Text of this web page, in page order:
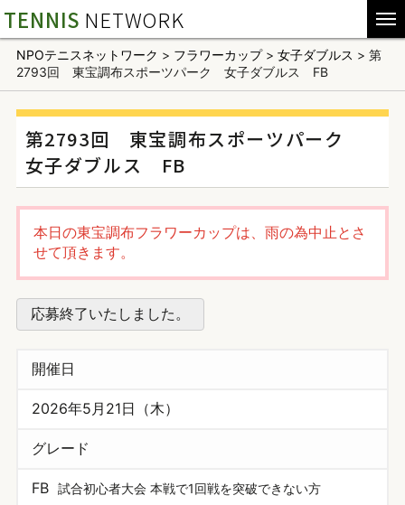
TENNIS NETWORK
NPOテニスネットワーク > フラワーカップ> 女子ダブルス > 第
2793回 東宝調布スポーツパーク 女子ダブルス FB
第2793回 東宝調布スポーツパーク
女子ダブルス FB
本日の東宝調布フラワーカップは、雨の為中止とさ
せて頂きます。
応募終了いたしました。
開催日
2026年5月21日（木）
グレード
FB 試合初心者大会 本戦で1回戦を突破できない方